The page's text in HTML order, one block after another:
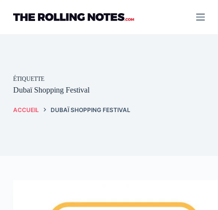
contenu
ÉTIQUETTE
Dubaï Shopping Festival
ACCUEIL DUBAÏ SHOPPING FESTIVAL